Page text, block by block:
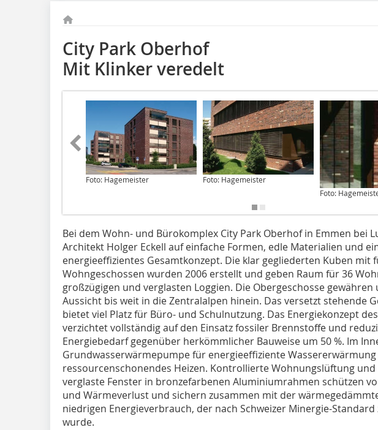
City Park Oberhof
Mit Klinker veredelt
Foto: Hagemeister
Foto: Hagemeister
Foto:
Bei dem Wohn- und Bürokomplex City Park Oberhof in Emmen bei
Architekt Holger Eckell auf einfache Formen, edle Materialien und
energieeffizientes Gesamtkonzept. Die klar gegliederten Kuben mit
Wohngeschossen wurden 2006 erstellt und geben Raum für 36
großzügigen und verglasten Loggien. Die Obergeschosse
Aussicht bis weit in die Zentralalpen hinein. Das versetzt stehende
bietet viel Platz für Büro- und Schulnutzung. Das Energiekonzept
verzichtet vollständig auf den Einsatz fossiler Brennstoffe und
Energiebedarf gegenüber herkömmlicher Bauweise um 50 %. Im
Grundwasserwärmepumpe für energieeffiziente
ressourcenschonendes Heizen. Kontrollierte Wohnungslüftung
verglaste Fenster in bronzefarbenen Aluminiumrahmen schützen
und Wärmeverlust und sichern zusammen mit der
niedrigen Energieverbrauch, der nach Schweizer Minergie-
wurde.